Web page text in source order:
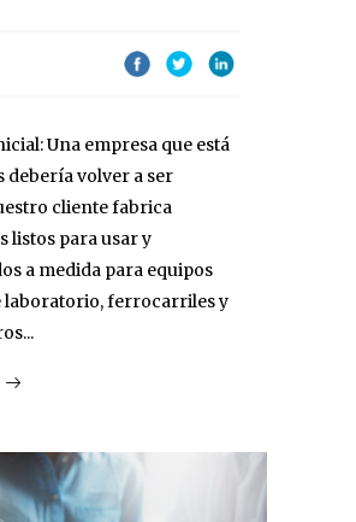
Una empresa que está
debería volver a ser
cliente fabrica
listos para usar y
a medida para equipos
laboratorio, ferrocarriles y